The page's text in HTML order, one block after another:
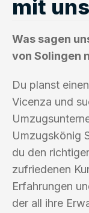
mit uns
Was sagen
von Solingen
Du planst
Vicenza und
Umzugskönig
du den
zufriedenen
Erfahrungen
der all ihre